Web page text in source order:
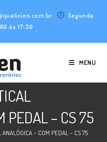
Segunda
às 17:30
MENU
PEDAL – CS 75
ANALÓGICA – COM PEDAL – CS 75